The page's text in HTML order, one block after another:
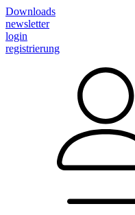
Downloads
newsletter
login
registrierung